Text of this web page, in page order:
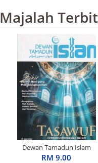
Majalah
Dewan Tamadun Islam
April 2026
RM 9.00